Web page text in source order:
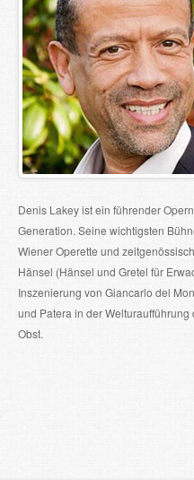
Denis Lakey ist ein führender
Generation. Seine wichtigsten
Wiener Operette und
Hänsel (Hänsel und Gretel für
Inszenierung von Giancarlo del
und Patera in der
Obst.